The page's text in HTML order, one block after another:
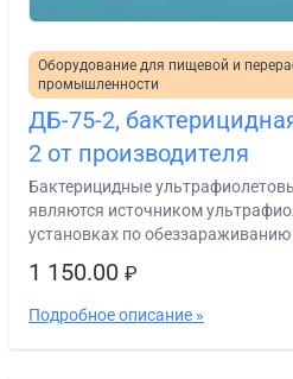
Оборудование для пищевой и
промышленности
ДБ-75-2,
2 от производителя
Бактерицидные
являются источником
установках по
1 150.00 ₽
Подробное описание »